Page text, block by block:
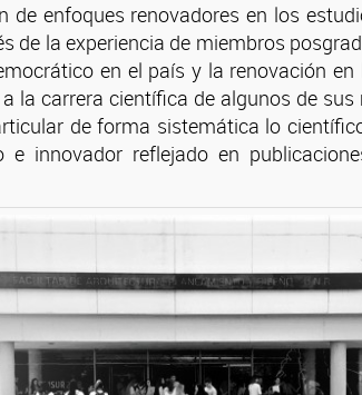
enfoques renovadores en los
la experiencia de miembros
en el país y la renovación
la carrera científica de algunos de
de forma sistemática lo
innovador reflejado en